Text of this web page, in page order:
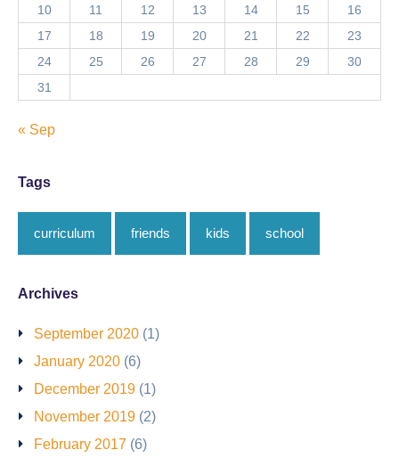
10
11 12 13 14 15
16
17
18 19 20 21 22
23
24
25 26 27 28 29
30
31
« Sep
Tags
curriculum friends kids school
Archives
September 2020 (1)
January 2020 (6)
December 2019 (1)
November 2019 (2)
February 2017 (6)